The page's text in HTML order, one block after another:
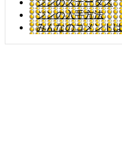
ジンの入手方法
みんなのコメント